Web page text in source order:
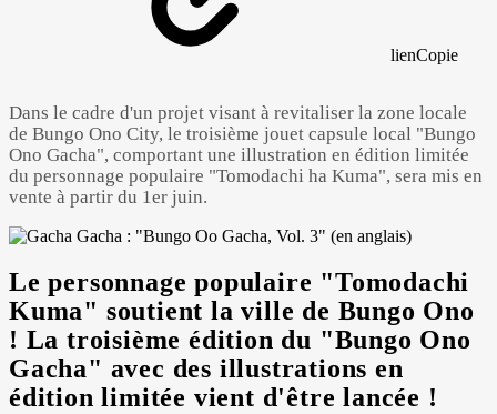
lienCopie
Powered by
Dans le cadre d'un projet visant à revitaliser la zone locale
de Bungo Ono City, le troisième jouet capsule local "Bungo
Ono Gacha", comportant une illustration en édition limitée
du personnage populaire "Tomodachi ha Kuma", sera mis en
vente à partir du 1er juin.
Le personnage populaire "Tomodachi
Kuma" soutient la ville de Bungo Ono
! La troisième édition du "Bungo Ono
Gacha" avec des illustrations en
édition limitée vient d'être lancée !